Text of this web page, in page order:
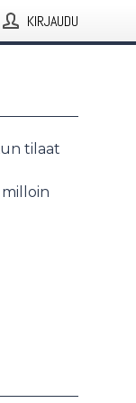
KIRJAUDU
tilaat